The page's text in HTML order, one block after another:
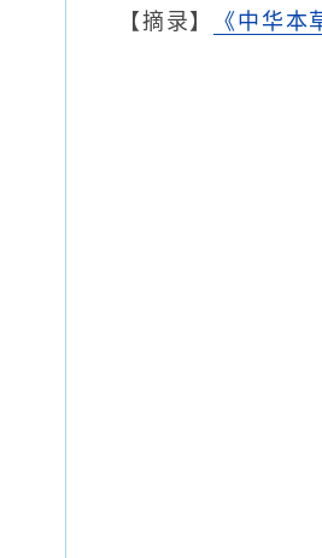
【摘录】 《中华本